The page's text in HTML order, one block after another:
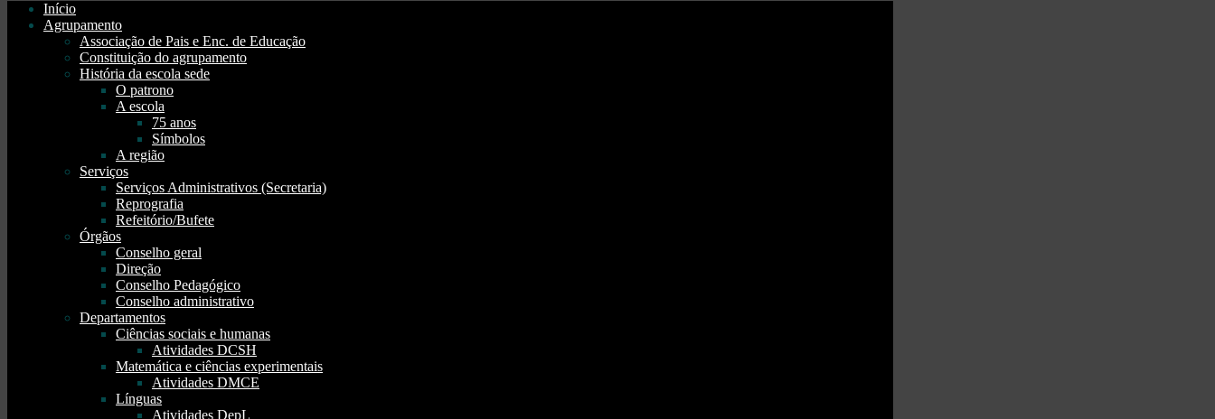
Início
Agrupamento
Associação de Pais e Enc. de Educação
Constituição do agrupamento
História da escola sede
O patrono
A escola
75 anos
Símbolos
A região
Serviços
Serviços Administrativos (Secretaria)
Reprografia
Refeitório/Bufete
Órgãos
Conselho geral
Direção
Conselho Pedagógico
Conselho administrativo
Departamentos
Ciências sociais e humanas
Atividades DCSH
Matemática e ciências experimentais
Atividades DMCE
Línguas
Atividades DepL